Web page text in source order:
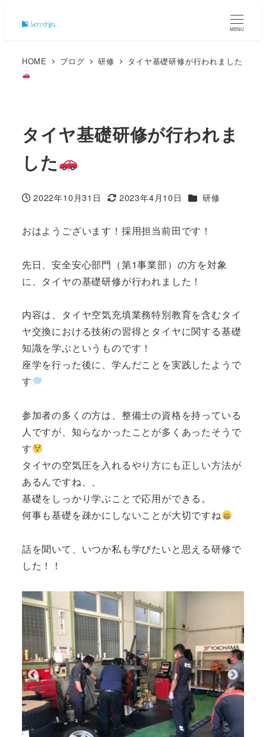
MENU
HOME ブログ 研修 タイヤ基礎研修が行われました
タイヤ基礎研修が行われま
した
投稿日
2022年10月31日
更新日
2023年4月10日 カテゴリー
研修
おはようございます！採用担当前田です！
先日、安全安心部門（第1事業部）の方を対象
に、タイヤの基礎研修が行われました！
内容は、タイヤ空気充填業務特別教育を含むタイ
ヤ交換における技術の習得とタイヤに関する基礎
知識を学ぶというものです！
座学を行った後に、学んだことを実践したようで
す
参加者の多くの方は、整備士の資格を持っている
人ですが、知らなかったことが多くあったそうで
す
タイヤの空気圧を入れるやり方にも正しい方法が
あるんですね、、
基礎をしっかり学ぶことで応用ができる。
何事も基礎を疎かにしないことが大切ですね
話を聞いて、いつか私も学びたいと思える研修で
した！！